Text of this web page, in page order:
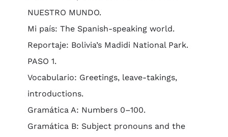
NUESTRO MUNDO.
Mi país: The Spanish-speaking world.
Reportaje: Bolivia’s Madidi National Park.
PASO 1.
Vocabulario: Greetings, leave-takings,
introductions.
Gramática A: Numbers 0–100.
Gramática B: Subject pronouns and the